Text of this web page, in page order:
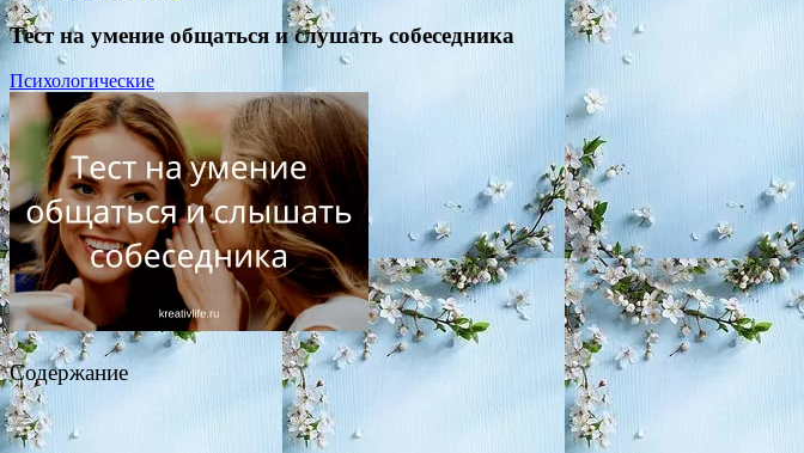
Тест на умение общаться и слушать собеседника
Психологические
Содержание